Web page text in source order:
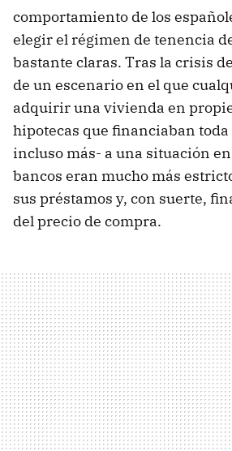
comportamiento de los
elegir el régimen de tenencia
bastante claras. Tras la crisis
de un escenario en el que
adquirir una vivienda en
hipotecas que financiaban
incluso más- a una situación
bancos eran mucho más
sus préstamos y, con suerte,
del precio de compra.